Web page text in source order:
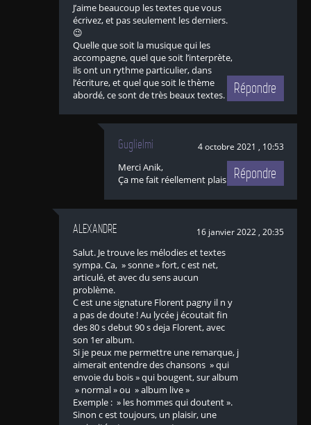
J’aime beaucoup les textes que vous
écrivez, et pas seulement les derniers.
😉
Quelle que soit la musique qui les
accompagne, quel que soit l’interprète,
ils ont un rythme particulier, dans
l’écriture, et quel que soit le thème
abordé, ce sont de très beaux textes. 😍Répondre
Guglielmi 4 octobre 2021 , 10:53
Merci Anik,
Ça me fait réellement plaisir !Répondre
ALEXANDRE 16 janvier 2022 , 20:35
Salut. Je trouve les mélodies et textes
sympa. Ca, » sonne » fort, c est net,
articulé, et avec du sens aucun
problème.
C est une signature Florent pagny il n y
a pas de doute ! Au lycée j écoutait fin
des 80 s debut 90 s deja Florent, avec
son 1er album.
Si je peux me permettre une remarque, j
aimerait entendre des chansons » qui
envoie du bois » qui bougent, sur album
» normal » ou » album live »
Exemple : » les hommes qui doutent ».
Sinon c est toujours, un plaisir, une